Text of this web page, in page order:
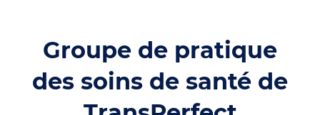
Groupe de pratique
des soins de santé de